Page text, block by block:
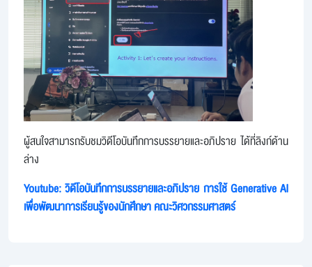
ผู้สนใจสามารถรับชมวิดีโอบันทึกการบรรยายและอภิปราย ได้ที่ลิงก์ด้าน
ล่าง
Youtube: วิดีโอบันทึกการบรรยายและอภิปราย การใช้ Generative AI
เพื่อพัฒนาการเรียนรู้ของนักศึกษา คณะวิศวกรรมศาสตร์